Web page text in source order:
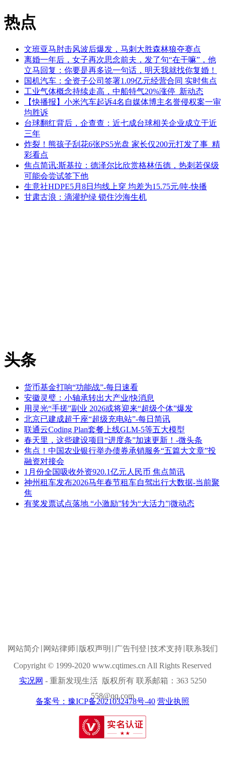
热点
文班亚马肘击风波后爆发，马刺大胜森林狼夺赛点
离婚一年后，女子再次思念前夫，发了句“在干嘛”，他
立马回复：你要是再多说一句话，明天我就找你复婚！
国机汽车：全资子公司签署1.09亿元经营合同 实时焦点
工业气体概念持续走高，中船特气20%涨停_新动态
【快播报】小米汽车起诉4名自媒体博主名誉侵权案一审
均胜诉
台球翻红背后，企查查：近七成台球相关企业成立于近
三年
炸裂！熊孩子刮花6张PS5光盘 家长仅200元打发了事_精
彩看点
焦点简讯:斯基拉：德泽尔比欣赏格林伍德，热刺若保级
可能会尝试签下他
生意社HDPE5月8日均线上穿 均差为15.75元/吨-快播
甘肃古浪：滴灌护绿 锁住沙海生机
头条
货币基金打响“功能战”-每日速看
安徽灵璧：小轴承转出大产业|快消息
用灵光“手搓”副业 2026或将迎来“超级个体”爆发
北京已建成超千座“超级充电站”-每日简讯
联通云Coding Plan套餐上线GLM-5等五大模型
春天里，这些建设项目“进度条”加速更新！-微头条
焦点！中国农业银行举办债券承销服务“五篇大文章”投
融资对接会
1月份全国吸收外资920.1亿元人民币 焦点简讯
神州租车发布2026马年春节租车自驾出行大数据-当前聚
焦
有奖发票试点落地 “小激励”转为“大活力”|微动态
网站简介 网站律师 版权声明 广告刊登 技术支持 联系我们
Copyright © 1999-2020 www.cqtimes.cn All Rights Reserved
实况网 - 重新发现生活 版权所有 联系邮箱：363 5250
558@qq.com
备案号：豫ICP备2021032478号-40 营业执照